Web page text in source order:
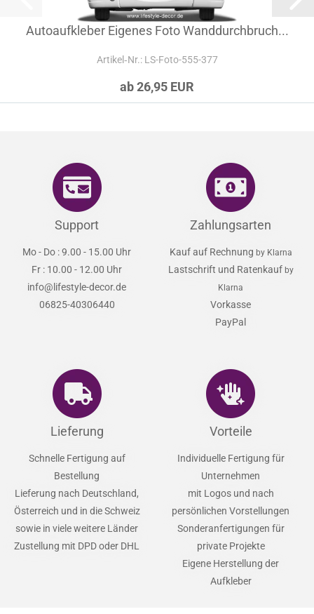
Autoaufkleber Eigenes Foto Wanddurchbruch...
Artikel‑Nr.: LS-Foto-555-377
ab 26,95 EUR
Support
Mo - Do : 9.00 - 15.00 Uhr
Fr : 10.00 - 12.00 Uhr
info@lifestyle-decor.de
06825-40306440
Zahlungsarten
Kauf auf Rechnung by Klarna
Lastschrift und Ratenkauf by
Klarna
Vorkasse
PayPal
Lieferung
Schnelle Fertigung auf
Bestellung
Lieferung nach Deutschland,
Österreich und in die Schweiz
sowie in viele weitere Länder
Zustellung mit DPD oder DHL
Vorteile
Individuelle Fertigung für
Unternehmen
mit Logos und nach
persönlichen Vorstellungen
Sonderanfertigungen für
private Projekte
Eigene Herstellung der
Aufkleber